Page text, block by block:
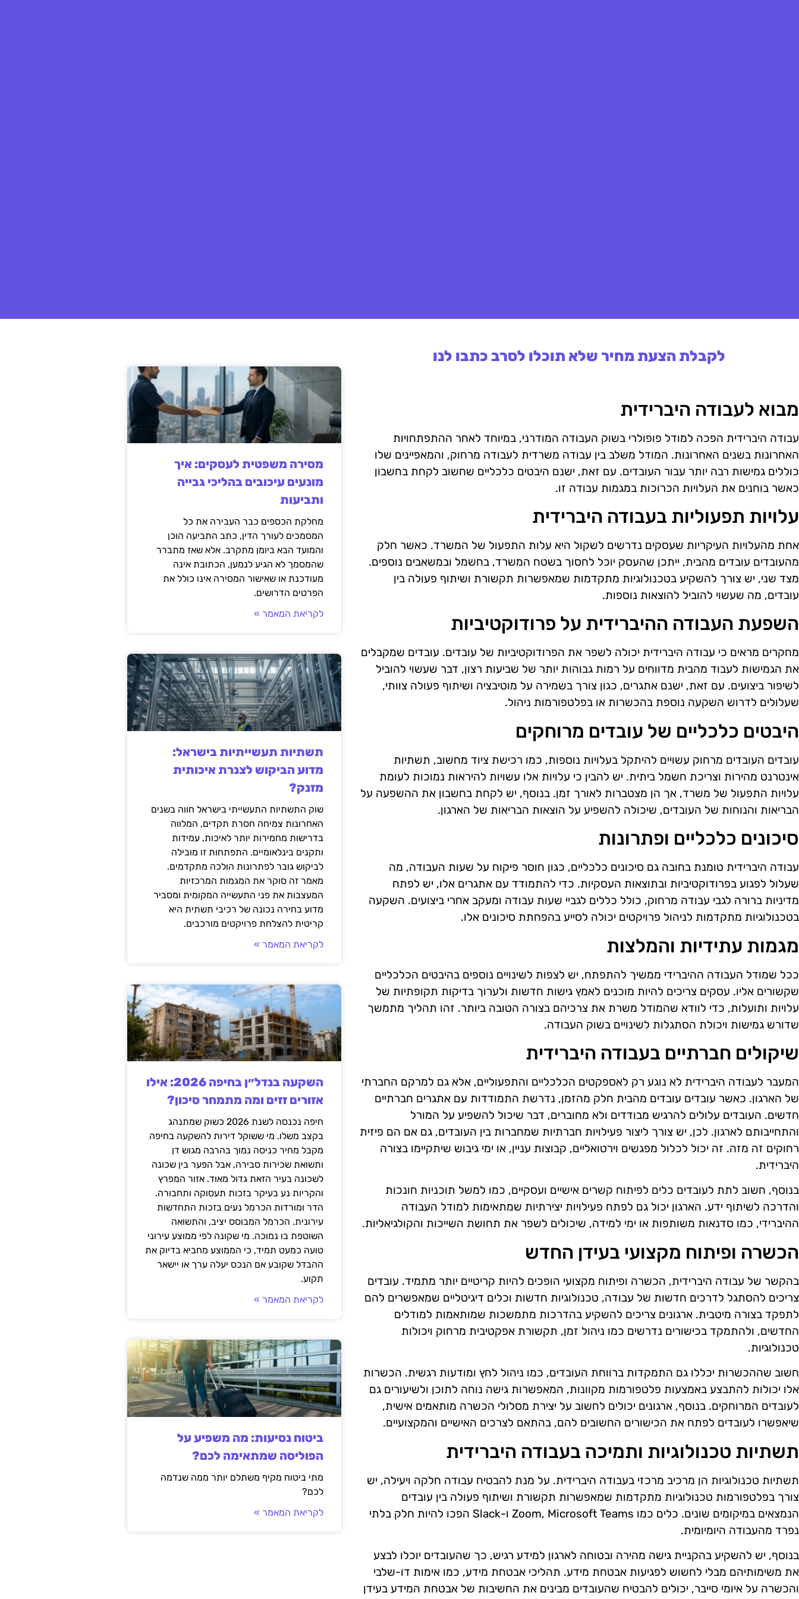
לקבלת הצעת מחיר שלא תוכלו לסרב כתבו לנו
מבוא לעבודה היברידית
עבודה היברידית הפכה למודל פופולרי בשוק העבודה המודרני, במיוחד לאחר ההתפתחויות
האחרונות בשנים האחרונות. המודל משלב בין עבודה משרדית לעבודה מרחוק, והמאפיינים שלו
כוללים גמישות רבה יותר עבור העובדים. עם זאת, ישנם היבטים כלכליים שחשוב לקחת בחשבון
כאשר בוחנים את העלויות הכרוכות במגמות עבודה זו.
עלויות תפעוליות בעבודה היברידית
אחת מהעלויות העיקריות שעסקים נדרשים לשקול היא עלות התפעול של המשרד. כאשר חלק
מהעובדים עובדים מהבית, ייתכן שהעסק יוכל לחסוך בשטח המשרד, בחשמל ובמשאבים נוספים.
מצד שני, יש צורך להשקיע בטכנולוגיות מתקדמות שמאפשרות תקשורת ושיתוף פעולה בין
עובדים, מה שעשוי להוביל להוצאות נוספות.
השפעת העבודה ההיברידית על פרודוקטיביות
מחקרים מראים כי עבודה היברידית יכולה לשפר את הפרודוקטיביות של עובדים. עובדים שמקבלים
את הגמישות לעבוד מהבית מדווחים על רמות גבוהות יותר של שביעות רצון, דבר שעשוי להוביל
לשיפור ביצועים. עם זאת, ישנם אתגרים, כגון צורך בשמירה על מוטיבציה ושיתוף פעולה צוותי,
שעלולים לדרוש השקעה נוספת בהכשרות או בפלטפורמות ניהול.
היבטים כלכליים של עובדים מרוחקים
עובדים העובדים מרחוק עשויים להיתקל בעלויות נוספות, כמו רכישת ציוד מחשוב, תשתיות
אינטרנט מהירות וצריכת חשמל ביתית. יש להבין כי עלויות אלו עשויות להיראות נמוכות לעומת
עלויות התפעול של משרד, אך הן מצטברות לאורך זמן. בנוסף, יש לקחת בחשבון את ההשפעה על
הבריאות והנוחות של העובדים, שיכולה להשפיע על הוצאות הבריאות של הארגון.
סיכונים כלכליים ופתרונות
עבודה היברידית טומנת בחובה גם סיכונים כלכליים, כגון חוסר פיקוח על שעות העבודה, מה
שעלול לפגוע בפרודוקטיביות ובתוצאות העסקיות. כדי להתמודד עם אתגרים אלו, יש לפתח
מדיניות ברורה לגבי עבודה מרחוק, כולל כללים לגביי שעות עבודה ומעקב אחרי ביצועים. השקעה
בטכנולוגיות מתקדמות לניהול פרויקטים יכולה לסייע בהפחתת סיכונים אלו.
מגמות עתידיות והמלצות
ככל שמודל העבודה ההיברידי ממשיך להתפתח, יש לצפות לשינויים נוספים בהיבטים הכלכליים
שקשורים אליו. עסקים צריכים להיות מוכנים לאמץ גישות חדשות ולערוך בדיקות תקופתיות של
עלויות ותועלות, כדי לוודא שהמודל משרת את צרכיהם בצורה הטובה ביותר. זהו תהליך מתמשך
שדורש גמישות ויכולת הסתגלות לשינויים בשוק העבודה.
שיקולים חברתיים בעבודה היברידית
המעבר לעבודה היברידית לא נוגע רק לאספקטים הכלכליים והתפעוליים, אלא גם למרקם החברתי
של הארגון. כאשר עובדים עובדים מהבית חלק מהזמן, נדרשת התמודדות עם אתגרים חברתיים
חדשים. העובדים עלולים להרגיש מבודדים ולא מחוברים, דבר שיכול להשפיע על המורל
והתחייבותם לארגון. לכן, יש צורך ליצור פעילויות חברתיות שמחברות בין העובדים, גם אם הם פיזית
רחוקים זה מזה. זה יכול לכלול מפגשים וירטואליים, קבוצות עניין, או ימי גיבוש שיתקיימו בצורה
היברידית.
בנוסף, חשוב לתת לעובדים כלים לפיתוח קשרים אישיים ועסקיים, כמו למשל תוכניות חונכות
והדרכה לשיתוף ידע. הארגון יכול גם לפתח פעילויות יצירתיות שמתאימות למודל העבודה
ההיברידי, כמו סדנאות משותפות או ימי למידה, שיכולים לשפר את תחושת השייכות והקולגיאליות.
הכשרה ופיתוח מקצועי בעידן החדש
בהקשר של עבודה היברידית, הכשרה ופיתוח מקצועי הופכים להיות קריטיים יותר מתמיד. עובדים
צריכים להסתגל לדרכים חדשות של עבודה, טכנולוגיות חדשות וכלים דיגיטליים שמאפשרים להם
לתפקד בצורה מיטבית. ארגונים צריכים להשקיע בהדרכות מתמשכות שמותאמות למודלים
החדשים, ולהתמקד בכישורים נדרשים כמו ניהול זמן, תקשורת אפקטיבית מרחוק ויכולות
טכנולוגיות.
חשוב שההכשרות יכללו גם התמקדות ברווחת העובדים, כמו ניהול לחץ ומודעות רגשית. הכשרות
אלו יכולות להתבצע באמצעות פלטפורמות מקוונות, המאפשרות גישה נוחה לתוכן ולשיעורים גם
לעובדים המרוחקים. בנוסף, ארגונים יכולים לחשוב על יצירת מסלולי הכשרה מותאמים אישית,
שיאפשרו לעובדים לפתח את הכישורים החשובים להם, בהתאם לצרכים האישיים והמקצועיים.
תשתיות טכנולוגיות ותמיכה בעבודה היברידית
תשתיות טכנולוגיות הן מרכיב מרכזי בעבודה היברידית. על מנת להבטיח עבודה חלקה ויעילה, יש
צורך בפלטפורמות טכנולוגיות מתקדמות שמאפשרות תקשורת ושיתוף פעולה בין עובדים
הנמצאים במיקומים שונים. כלים כמו Zoom, Microsoft Teams ו-Slack הפכו להיות חלק בלתי
נפרד מהעבודה היומיומית.
בנוסף, יש להשקיע בהקניית גישה מהירה ובטוחה לארגון למידע רגיש, כך שהעובדים יוכלו לבצע
את משימותיהם מבלי לחשוש לפגיעות אבטחת מידע. תהליכי אבטחת מידע, כמו אימות דו-שלבי
והכשרה על איומי סייבר, יכולים להבטיח שהעובדים מבינים את החשיבות של אבטחת המידע בעידן
מסירה משפטית לעסקים: איך
מונעים עיכובים בהליכי גבייה
ותביעות
מחלקת הכספים כבר העבירה את כל
המסמכים לעורך הדין, כתב התביעה הוכן
והמועד הבא ביומן מתקרב. אלא שאז מתברר
שהמסמך לא הגיע לנמען, הכתובת אינה
מעודכנת או שאישור המסירה אינו כולל את
הפרטים הדרושים.
לקריאת המאמר »
תשתיות תעשייתיות בישראל:
מדוע הביקוש לצנרת איכותית
מזנק?
שוק התשתיות התעשייתי בישראל חווה בשנים
האחרונות צמיחה חסרת תקדים, המלווה
בדרישות מחמירות יותר לאיכות, עמידות
ותקנים בינלאומיים. התפתחות זו מובילה
לביקוש גובר לפתרונות הולכה מתקדמים.
מאמר זה סוקר את המגמות המרכזיות
המעצבות את פני התעשייה המקומית ומסביר
מדוע בחירה נכונה של רכיבי תשתית היא
קריטית להצלחת פרויקטים מורכבים.
לקריאת המאמר »
השקעה בנדל״ן בחיפה 2026: אילו
אזורים זזים ומה מתמחר סיכון?
חיפה נכנסה לשנת 2026 כשוק שמתנהג
בקצב משלו. מי ששוקל דירות להשקעה בחיפה
מקבל מחיר כניסה נמוך בהרבה מגוש דן
ותשואת שכירות סבירה, אבל הפער בין שכונה
לשכונה בעיר הזאת גדול מאוד. אזור המפרץ
והקריות נע בעיקר בזכות תעסוקה ותחבורה.
הדר ומורדות הכרמל נעים בזכות התחדשות
עירונית. הכרמל המבוסס יציב, והתשואה
השוטפת בו נמוכה. מי שקונה לפי ממוצע עירוני
טועה כמעט תמיד, כי הממוצע מחביא בדיוק את
ההבדל שקובע אם הנכס יעלה ערך או יישאר
תקוע.
לקריאת המאמר »
ביטוח נסיעות: מה משפיע על
הפוליסה שמתאימה לכם?
מתי ביטוח מקיף משתלם יותר ממה שנדמה
לכם?
לקריאת המאמר »